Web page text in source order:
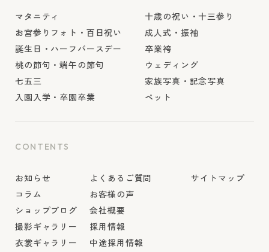
マタニティ
お宮参りフォト・百日祝い
誕生日・ハーフバースデー
桃の節句・端午の節句
七五三
入園入学・卒園卒業
十歳の祝い・十三参り
成人式・振袖
卒業袴
ウェディング
家族写真・記念写真
ペット
CONTENTS
お知らせ
コラム
ショップブログ
撮影ギャラリー
衣裳ギャラリー
よくあるご質問
お客様の声
会社概要
採用情報
中途採用情報
サイトマップ